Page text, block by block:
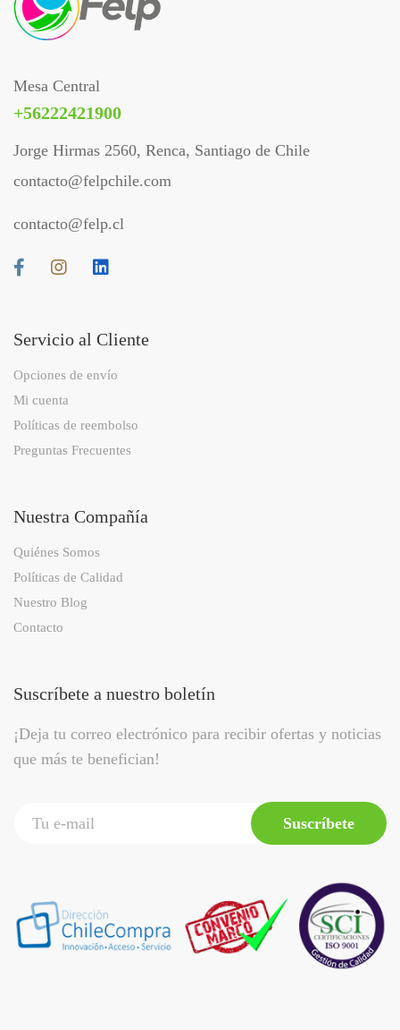
Mesa Central
+56222421900
Jorge Hirmas 2560, Renca, Santiago de Chile
contacto@felpchile.com
contacto@felp.cl
Servicio al Cliente
Opciones de envío
Mi cuenta
Políticas de reembolso
Preguntas Frecuentes
Nuestra Compañía
Quiénes Somos
Políticas de Calidad
Nuestro Blog
Contacto
Suscríbete a nuestro boletín
¡Deja tu correo electrónico para recibir ofertas y noticias
que más te benefician!
Suscríbete